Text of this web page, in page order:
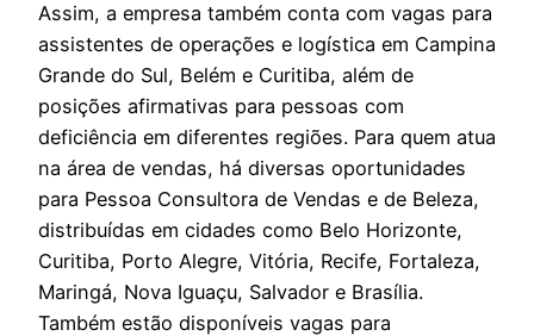
Assim, a empresa também conta com vagas para
assistentes de operações e logística em Campina
Grande do Sul, Belém e Curitiba, além de
posições afirmativas para pessoas com
deficiência em diferentes regiões. Para quem atua
na área de vendas, há diversas oportunidades
para Pessoa Consultora de Vendas e de Beleza,
distribuídas em cidades como Belo Horizonte,
Curitiba, Porto Alegre, Vitória, Recife, Fortaleza,
Maringá, Nova Iguaçu, Salvador e Brasília.
Também estão disponíveis vagas para